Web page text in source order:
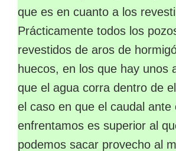
que es en cuanto a los
Prácticamente todos los
revestidos de aros de
huecos, en los que hay unos
que el agua corra dentro de
el caso en que el caudal ante
enfrentamos es superior al
podemos sacar provecho al